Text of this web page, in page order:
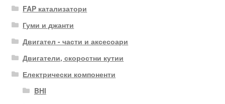
FAP катализатори
Гуми и джанти
Двигател - части и аксесоари
Двигатели, скоростни кутии
Електрически компоненти
BHI